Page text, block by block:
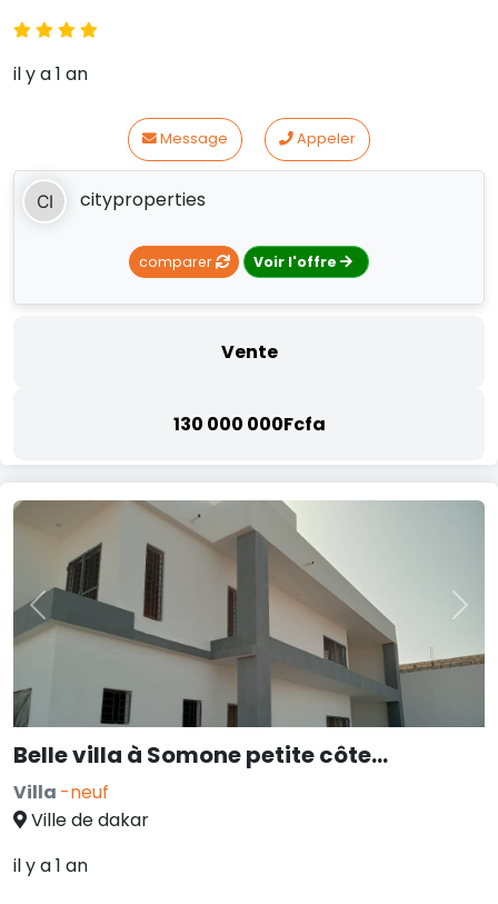
il y a 1 an
Message Appeler
cityproperties
comparer Voir l'offre
Vente
130 000 000Fcfa
Previous Next
Belle villa à Somone petite côte…
Villa -neuf
Ville de dakar
il y a 1 an